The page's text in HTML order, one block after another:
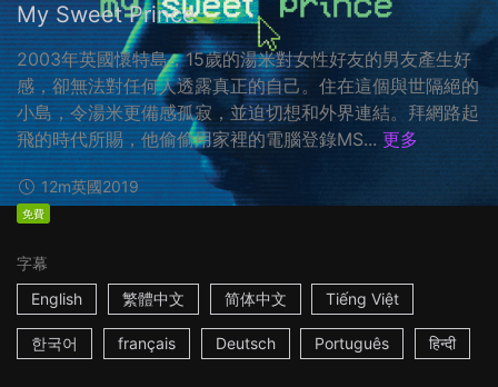
My Sweet Prince
2003年英國懷特島，15歲的湯米對女性好友的男友產生好
感，卻無法對任何人透露真正的自己。住在這個與世隔絕的
小島，令湯米更備感孤寂，並迫切想和外界連結。拜網路起
飛的時代所賜，他偷偷用家裡的電腦登錄MS... 更多
12m英國2019
免費
字幕
English
繁體中文 简体中文 Tiếng Việt
한국어 français Deutsch Português हिन्दी